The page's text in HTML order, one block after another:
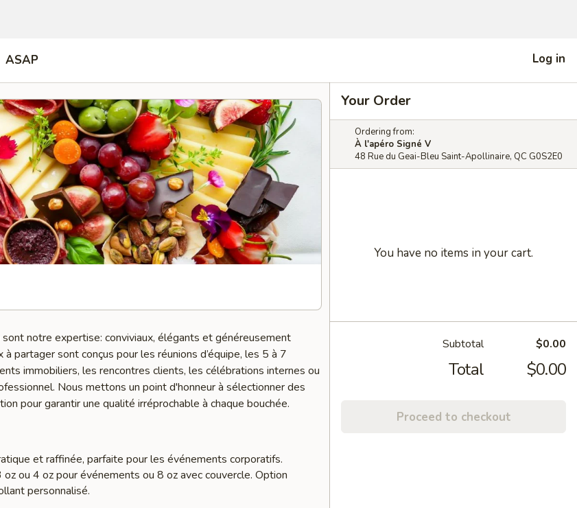
ASAP Log in
notre expertise: conviviaux, élégants et généreusement
partager sont conçus pour les réunions d’équipe, les 5 à 7
immobiliers, les rencontres clients, les célébrations internes ou
Nous mettons un point d'honneur à sélectionner des
pour garantir une qualité irréprochable à chaque bouchée.
et raffinée, parfaite pour les événements corporatifs.
ou 4 oz pour événements ou 8 oz avec couvercle. Option
personnalisé.
Your Order
Ordering from:
À l'apéro Signé V
48 Rue du Geai-Bleu Saint-Apollinaire, QC G0S2E0
You have no items in your cart.
Subtotal $0.00
Total $0.00
Proceed to checkout